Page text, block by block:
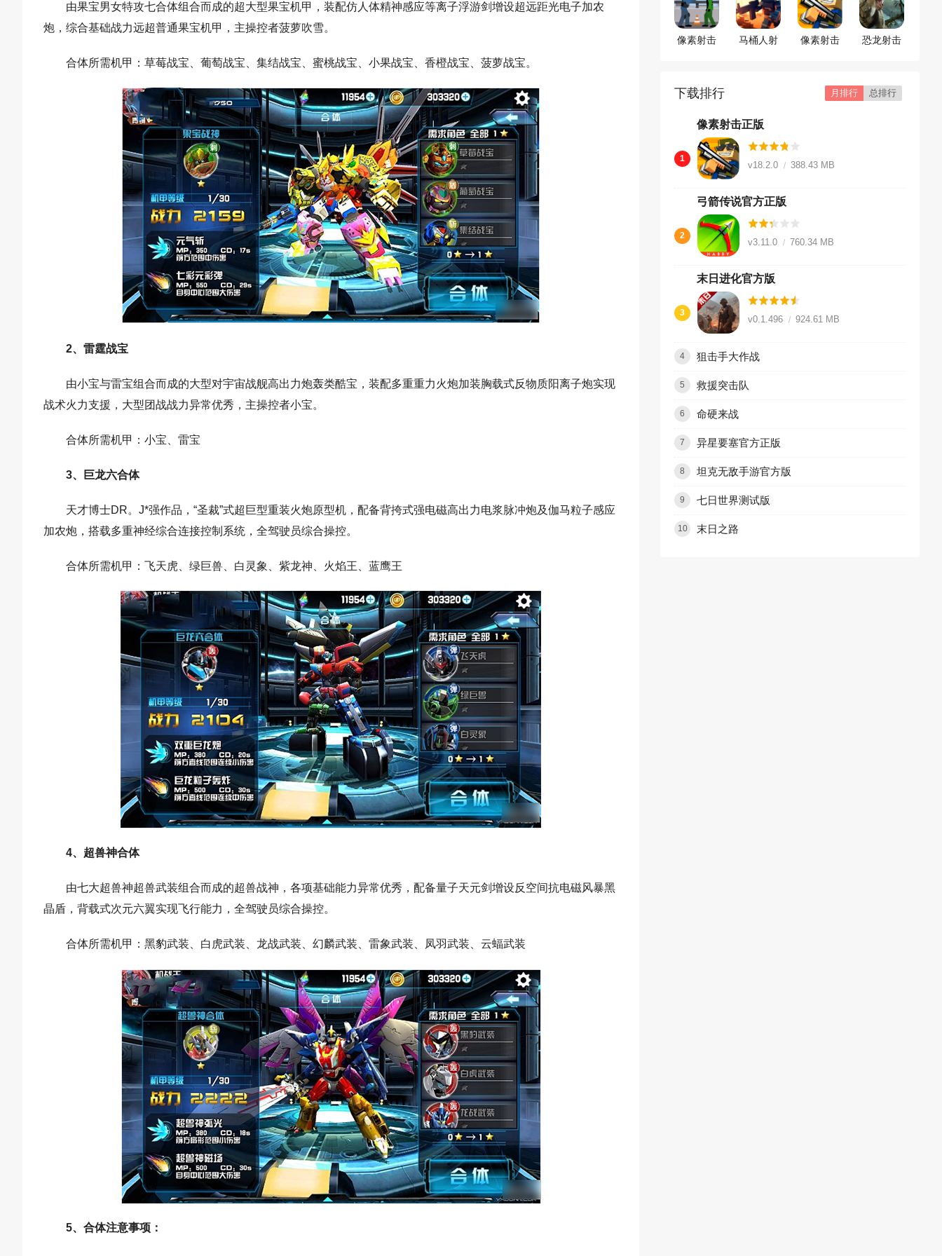
由果宝男女特攻七合体组合而成的超大型果宝机甲，装配仿人体精神感应等离子浮游剑增设超远距光电子加农
炮，综合基础战力远超普通果宝机甲，主操控者菠萝吹雪。
合体所需机甲：草莓战宝、葡萄战宝、集结战宝、蜜桃战宝、小果战宝、香橙战宝、菠萝战宝。
2、雷霆战宝
由小宝与雷宝组合而成的大型对宇宙战舰高出力炮轰类酷宝，装配多重重力火炮加装胸载式反物质阳离子炮实现
战术火力支援，大型团战战力异常优秀，主操控者小宝。
合体所需机甲：小宝、雷宝
3、巨龙六合体
天才博士DR。J*强作品，“圣裁”式超巨型重装火炮原型机，配备背挎式强电磁高出力电浆脉冲炮及伽马粒子感应
加农炮，搭载多重神经综合连接控制系统，全驾驶员综合操控。
合体所需机甲：飞天虎、绿巨兽、白灵象、紫龙神、火焰王、蓝鹰王
4、超兽神合体
由七大超兽神超兽武装组合而成的超兽战神，各项基础能力异常优秀，配备量子天元剑增设反空间抗电磁风暴黑
晶盾，背载式次元六翼实现飞行能力，全驾驶员综合操控。
合体所需机甲：黑豹武装、白虎武装、龙战武装、幻麟武装、雷象武装、凤羽武装、云蝠武装
5、合体注意事项：
像素射击
马桶人射
像素射击
恐龙射击
下载排行 月排行 总排行
像素射击正版
1
v18.2.0 388.43 MB
弓箭传说官方正版
2
v3.11.0 760.34 MB
末日进化官方版
3
v0.1.496 924.61 MB
狙击手大作战
4
救援突击队
5
命硬来战
6
异星要塞官方正版
7
坦克无敌手游官方版
8
七日世界测试版
9
末日之路
10